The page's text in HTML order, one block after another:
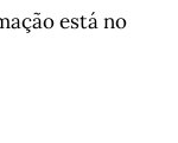
está no